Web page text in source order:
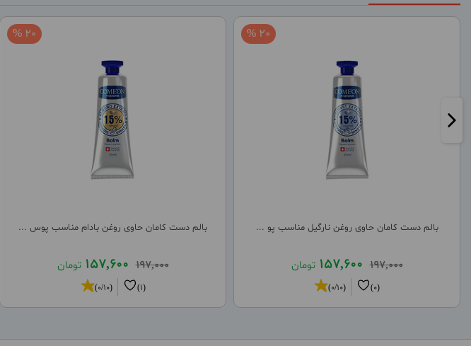
بالم دست کامان حاوی روغن بادام مناسب پوس ...
197,000
157,600 تومان
20 %
(1)
(0/10)
بالم دست کامان حاوی روغن نارگیل مناسب پو ...
197,000
157,600 تومان
20 %
(0)
(0/10)